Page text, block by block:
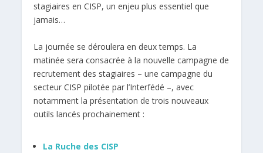
stagiaires en CISP, un enjeu plus essentiel que
jamais…
La journée se déroulera en deux temps. La
matinée sera consacrée à la nouvelle campagne de
recrutement des stagiaires – une campagne du
secteur CISP pilotée par l’Interfédé –, avec
notamment la présentation de trois nouveaux
outils lancés prochainement :
La Ruche des CISP